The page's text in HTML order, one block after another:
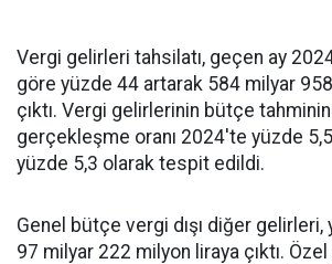
Vergi gelirleri tahsilatı, geçen ay
göre yüzde 44 artarak 584 milyar
çıktı. Vergi gelirlerinin bütçe
gerçekleşme oranı 2024'te yüzde
yüzde 5,3 olarak tespit edildi.
Genel bütçe vergi dışı diğer
97 milyar 222 milyon liraya çıktı.